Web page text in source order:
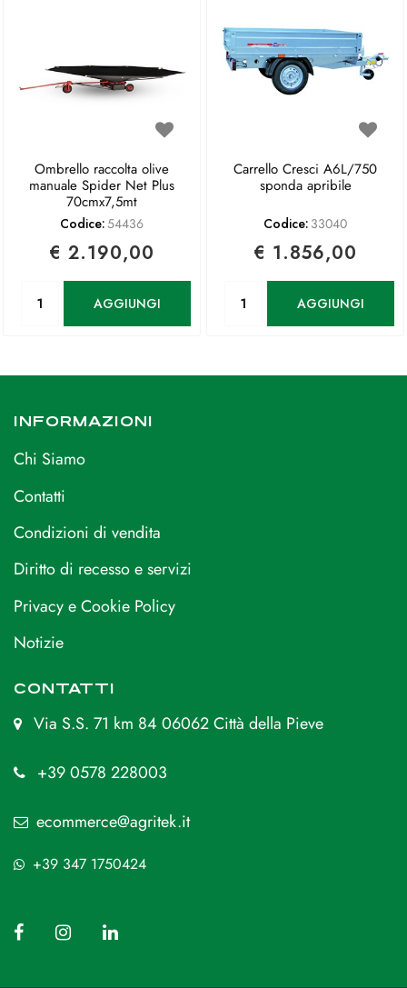
Ombrello raccolta olive
manuale Spider Net Plus
70cmx7,5mt
Codice:54436
€ 2.190,00
AGGIUNGI
Carrello Cresci A6L/750
sponda apribile
Codice: 33040
€ 1.856,00
AGGIUNGI
INFORMAZIONI
Chi Siamo
Contatti
Condizioni di vendita
Diritto di recesso e servizi
Privacy e Cookie Policy
Notizie
CONTATTI
Via S.S. 71 km 84 06062 Città della Pieve
+39 0578 228003
ecommerce@agritek.it
+39 347 1750424